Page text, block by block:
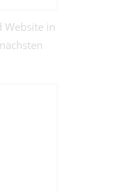
Website in